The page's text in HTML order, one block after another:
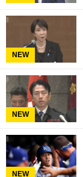
NEW
NEW
NEW